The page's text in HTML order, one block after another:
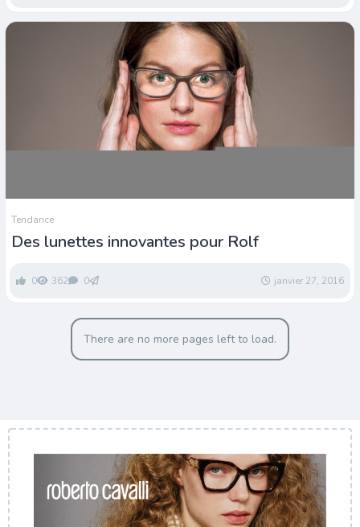
Tendance
Des lunettes innovantes pour Rolf
0 362 0 janvier 27, 2016
There are no more pages left to load.